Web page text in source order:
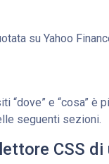
su Yahoo
“dove” e “cosa” è
seguenti sezioni.
CSS di